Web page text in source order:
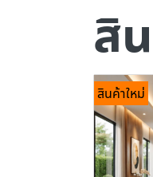
สิ
สินค้าใหม่